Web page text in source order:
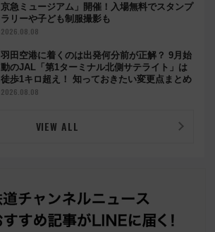
京急ミュージアム」開催！入場無料でスタンプ
ラリーや子ども制服撮影も
2026.08.08
羽田空港に着くのは出発何分前が正解？ 9月始
動のJAL「第1ターミナル北側サテライト」は
徒歩1キロ超え！ 知っておきたい変更点まとめ
2026.08.08
VIEW ALL